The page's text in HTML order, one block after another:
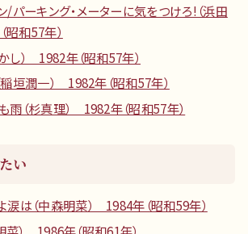
/パーキング・メーターに気をつけろ!（浜田
和57年）
し） 1982年（昭和57年）
稲垣潤一） 1982年（昭和57年）
雨（杉真理） 1982年（昭和57年）
い
涙は（中森明菜） 1984年（昭和59年）